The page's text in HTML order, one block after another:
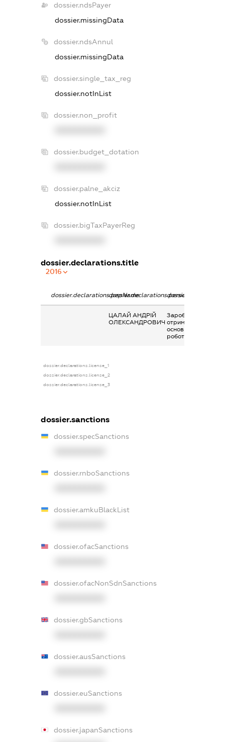
dossier.ndsPayer
dossier.missingData
dossier.ndsAnnul
dossier.missingData
dossier.single_tax_reg
dossier.notInList
dossier.non_profit
dossier.budget_dotation
dossier.palne_akciz
dossier.notInList
dossier.bigTaxPayerReg
dossier.declarations.title
2016
dossier.declarations.pepNamedossier.declarations.personName
ЦАЛАЙ АНДРІЙ
ОЛЕКСАНДРОВИЧ
Заробітна плата
отримана за
основним місцем
роботи
dossier.declarations.license_1
dossier.declarations.license_2
dossier.declarations.license_3
dossier.sanctions
dossier.specSanctions
dossier.rnboSanctions
dossier.amkuBlackList
dossier.ofacSanctions
dossier.ofacNonSdnSanctions
dossier.gbSanctions
dossier.ausSanctions
dossier.euSanctions
dossier.japanSanctions